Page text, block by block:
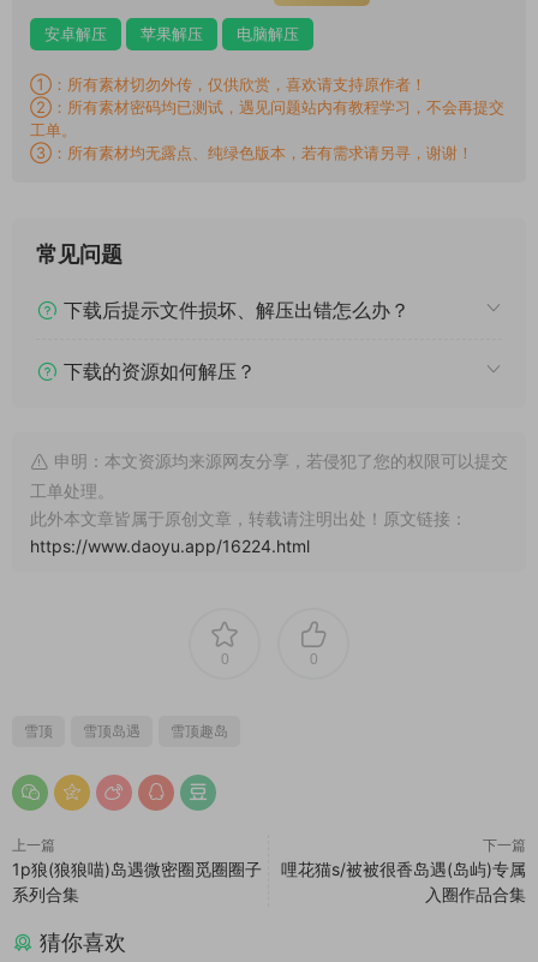
安卓解压 苹果解压 电脑解压
①：所有素材切勿外传，仅供欣赏，喜欢请支持原作者！
②：所有素材密码均已测试，遇见问题站内有教程学习，不会再提交
工单。
③：所有素材均无露点、纯绿色版本，若有需求请另寻，谢谢！
常见问题
下载后提示文件损坏、解压出错怎么办？
下载的资源如何解压？
申明：本文资源均来源网友分享，若侵犯了您的权限可以提交
工单处理。
此外本文章皆属于原创文章，转载请注明出处！原文链接：
https://www.daoyu.app/16224.html
0 0
雪顶 雪顶岛遇 雪顶趣岛
上一篇
1p狼(狼狼喵)岛遇微密圈觅圈圈子
系列合集
下一篇
哩花猫s/被被很香岛遇(岛屿)专属
入圈作品合集
猜你喜欢